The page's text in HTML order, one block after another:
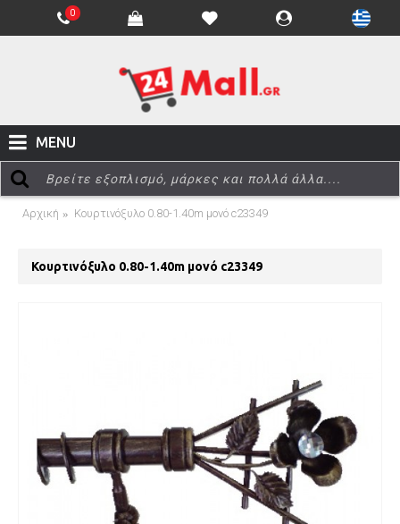
0
MENU
Αρχική Κουρτινόξυλο 0.80-1.40m μονό c23349
Κουρτινόξυλο 0.80-1.40m μονό c23349